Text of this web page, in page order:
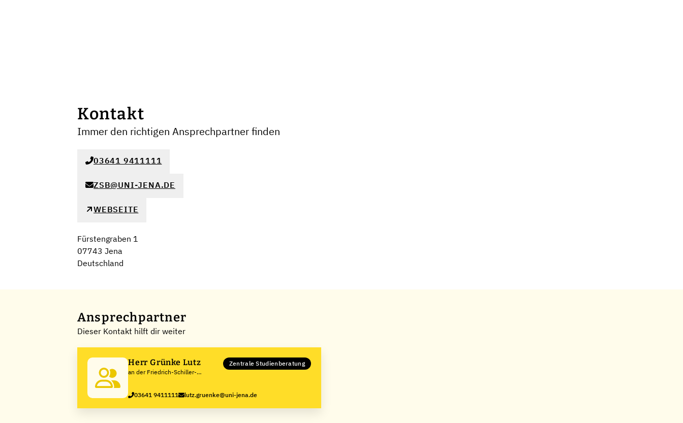
Kontakt
Immer den richtigen Ansprechpartner finden
03641 9411111
ZSB@UNI-JENA.DE
WEBSEITE
Fürstengraben 1
07743 Jena
Deutschland
Ansprechpartner
Dieser Kontakt hilft dir weiter
Herr Grünke Lutz
an der Friedrich-Schiller-
Zentrale Studienberatung
03641 9411111 lutz.gruenke@uni-jena.de